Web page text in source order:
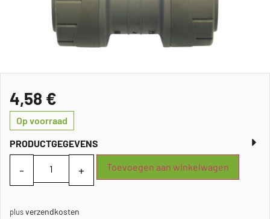
4,58 €
Op voorraad
PRODUCTGEGEVENS
Toevoegen aan winkelwagen
plusverzendkosten